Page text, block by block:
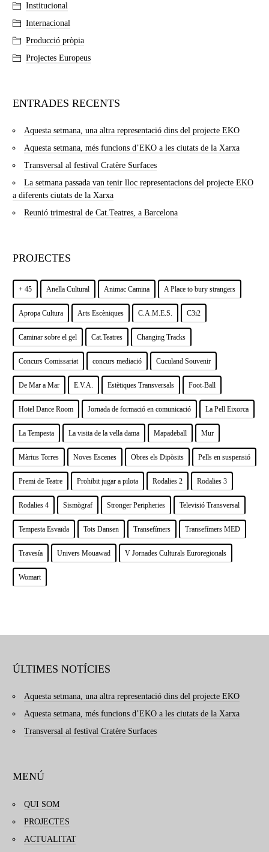
Institucional
Internacional
Producció pròpia
Projectes Europeus
ENTRADES RECENTS
Aquesta setmana, una altra representació dins del projecte EKO
Aquesta setmana, més funcions d’EKO a les ciutats de la Xarxa
Transversal al festival Cratère Surfaces
La setmana passada van tenir lloc representacions del projecte EKO
a diferents ciutats de la Xarxa
Reunió trimestral de Cat.Teatres, a Barcelona
PROJECTES
+ 45 Anella Cultural Animac Camina A Place to bury strangers
Apropa Cultura Arts Escèniques C.A.M.E.S. C3i2
Caminar sobre el gel Cat.Teatres Changing Tracks
Concurs Comissariat concurs mediació Cuculand Souvenir
De Mar a Mar E.V.A. Estètiques Transversals Foot-Ball
Hotel Dance Room Jornada de formació en comunicació La Pell Eixorca
La Tempesta La visita de la vella dama Mapadeball Mur
Màrius Torres Noves Escenes Obres els Dipòsits Pells en suspensió
Premi de Teatre Prohibit jugar a pilota Rodalies 2 Rodalies 3
Rodalies 4 Sismògraf Stronger Peripheries Televisió Transversal
Tempesta Esvaïda Tots Dansen Transefímers Transefímers MED
Travesía Univers Mouawad V Jornades Culturals Euroregionals
Womart
ÚLTIMES NOTÍCIES
Aquesta setmana, una altra representació dins del projecte EKO
Aquesta setmana, més funcions d’EKO a les ciutats de la Xarxa
Transversal al festival Cratère Surfaces
MENÚ
QUI SOM
PROJECTES
ACTUALITAT